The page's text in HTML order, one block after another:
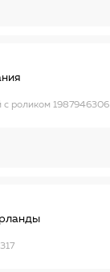
с роликом 1987946306